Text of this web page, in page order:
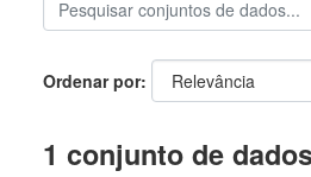
Ordenar por
1 conjunto de